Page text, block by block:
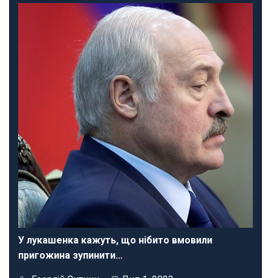
У лукашенка кажуть, що нібито вмовили
пригожина зупинити…